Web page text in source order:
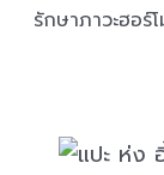
รักษาภาวะฮอ